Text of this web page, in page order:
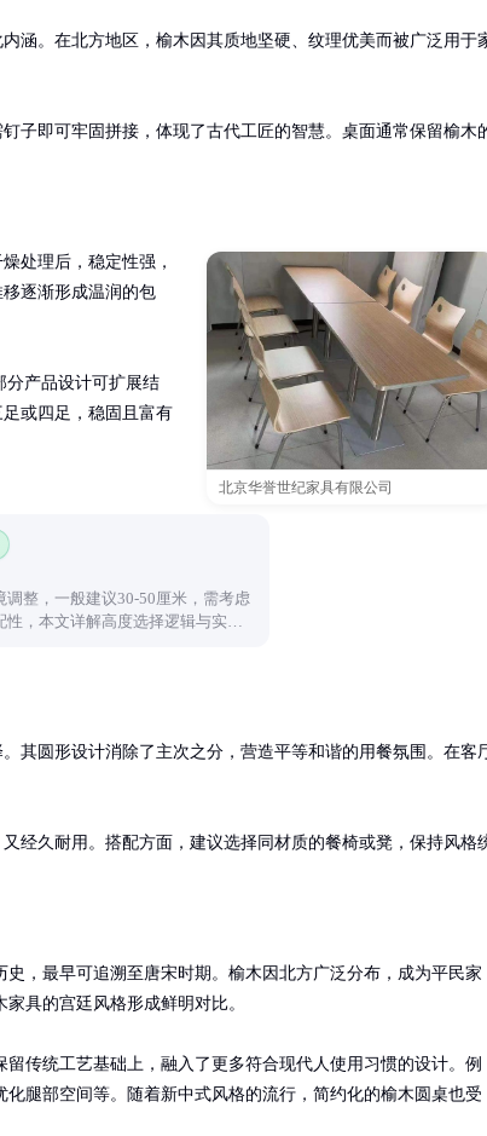
涵。在北方地区，榆木因其质地坚硬、纹理优美而被广泛用于
子即可牢固拼接，体现了古代工匠的智慧。桌面通常保留榆木
北京华誉世纪家具有限公司
处理后，稳定性强，
逐渐形成温润的包
分产品设计可扩展结
或四足，稳固且富有
整，一般建议30-50厘米，需考虑
，本文详解高度选择逻辑与实用
其圆形设计消除了主次之分，营造平等和谐的用餐氛围。在客
经久耐用。搭配方面，建议选择同材质的餐椅或凳，保持风格
史，最早可追溯至唐宋时期。榆木因北方广泛分布，成为平民家
具的宫廷风格形成鲜明对比。
留传统工艺基础上，融入了更多符合现代人使用习惯的设计。例
化腿部空间等。随着新中式风格的流行，简约化的榆木圆桌也受